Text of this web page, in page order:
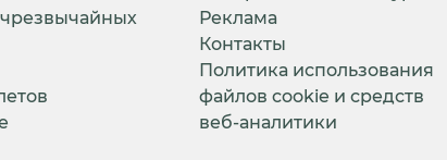
чрезвычайных
Реклама
Контакты
Политика использования
файлов cookie и средств
веб-аналитики